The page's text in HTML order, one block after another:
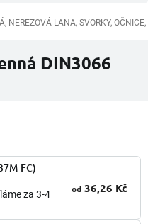
NEREZOVÁ LANA, SVORKY,
DIN3066
FC)
za 3-4
od 36,26 Kč